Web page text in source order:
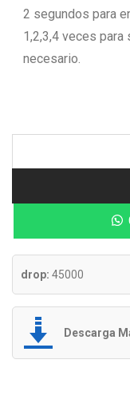
2 segundos para
1,2,3,4 veces
necesario.
drop: 45000
Descarga